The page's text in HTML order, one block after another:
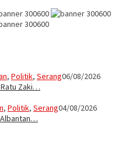
, Politik, Serang06/08/2026
Zaki…
, Politik, Serang04/08/2026
Albantan…